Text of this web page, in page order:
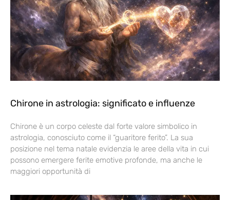
Chirone in astrologia: significato e influenze
Chirone è un corpo celeste dal forte valore simbolico in
astrologia, conosciuto come il “guaritore ferito”. La sua
posizione nel tema natale evidenzia le aree della vita in cui
possono emergere ferite emotive profonde, ma anche le
maggiori opportunità di